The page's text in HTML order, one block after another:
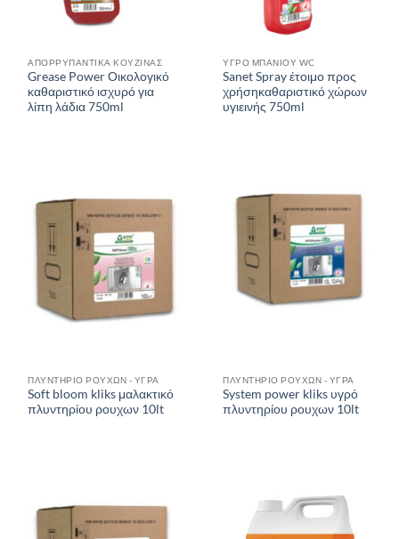
ΑΠΟΡΡΥΠΑΝΤΙΚΑ ΚΟΥΖΙΝΑΣ
Grease Power Οικολογικό
καθαριστικό ισχυρό για
λίπη λάδια 750ml
ΥΓΡΟ ΜΠΑΝΙΟΥ WC
Sanet Spray έτοιμο προς
χρήσηκαθαριστικό χώρων
υγιεινής 750ml
ΠΛΥΝΤΗΡΙΟ ΡΟΥΧΩΝ - ΥΓΡΑ
Soft bloom kliks μαλακτικό
πλυντηρίου ρουχων 10lt
ΠΛΥΝΤΗΡΙΟ ΡΟΥΧΩΝ - ΥΓΡΑ
System power kliks υγρό
πλυντηρίου ρουχων 10lt